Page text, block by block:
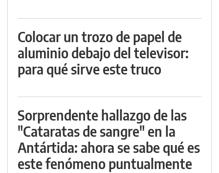
Colocar un trozo de papel de
aluminio debajo del televisor:
para qué sirve este truco
Sorprendente hallazgo de las
"Cataratas de sangre" en la
Antártida: ahora se sabe qué es
este fenómeno puntualmente